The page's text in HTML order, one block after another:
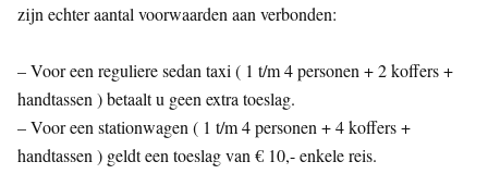
zijn echter aantal voorwaarden aan verbonden:
– Voor een reguliere sedan taxi ( 1 t/m 4 personen + 2 koffers +
handtassen ) betaalt u geen extra toeslag.
– Voor een stationwagen ( 1 t/m 4 personen + 4 koffers +
handtassen ) geldt een toeslag van € 10,- enkele reis.